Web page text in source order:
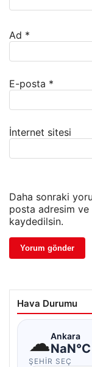
Ad *
E-posta *
İnternet sitesi
Daha sonraki
posta adresim ve
kaydedilsin.
Hava Durumu
☁Ankara
NaN°C
ŞEHIR SEÇ